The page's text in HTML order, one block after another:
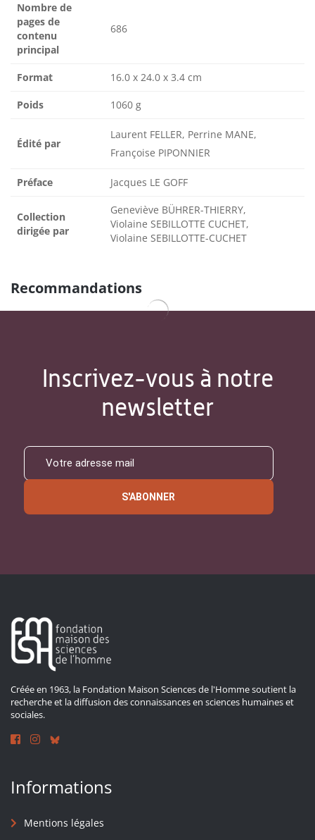
Nombre de
pages de
contenu
principal
686
Format 16.0 x 24.0 x 3.4 cm
Poids 1060 g
Édité par
Laurent FELLER, Perrine MANE,
Françoise PIPONNIER
Préface Jacques LE GOFF
Collection
dirigée par
Geneviève BÜHRER-THIERRY,
Violaine SEBILLOTTE CUCHET,
Violaine SEBILLOTTE-CUCHET
Recommandations
Inscrivez-vous à notre
newsletter
S'ABONNER
Créée en 1963, la Fondation Maison Sciences de l'Homme soutient la
recherche et la diffusion des connaissances en sciences humaines et
sociales.
Informations
Mentions légales